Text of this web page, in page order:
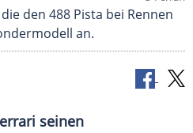
den 488 Pista bei Rennen
an.
seinen